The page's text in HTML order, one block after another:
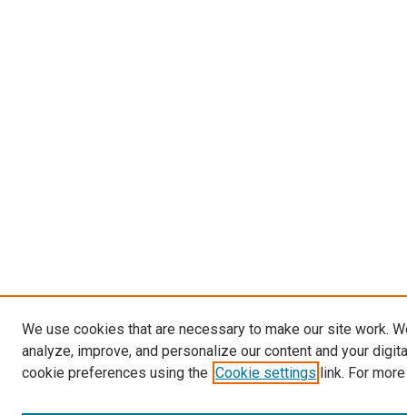
We use cookies that are necessary to make our site work.
analyze, improve, and personalize our content and your
cookie preferences using the Cookie settings link. For